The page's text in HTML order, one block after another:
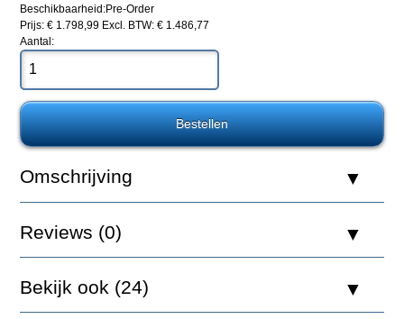
AquaForest
Aquarium
type
275
meubel
-
Cloudy
Caramel
Beschikbaarheid:Pre-Order
Prijs: € 1.798,99 Excl. BTW: € 1.486,77
Aantal:
Omschrijving
Reviews (0)
Bekijk ook (24)